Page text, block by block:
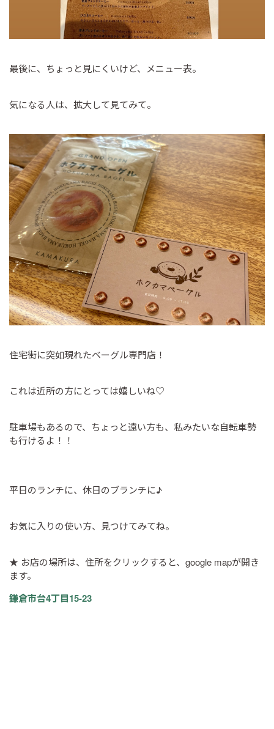
最後に、ちょっと見にくいけど、メニュー表。
気になる人は、拡大して見てみて。
住宅街に突如現れたベーグル専門店！
これは近所の方にとっては嬉しいね♡
駐車場もあるので、ちょっと遠い方も、私みたいな自転車勢
も行けるよ！！
平日のランチに、休日のブランチに♪
お気に入りの使い方、見つけてみてね。
★ お店の場所は、住所をクリックすると、google mapが開き
ます。
鎌倉市台4丁目15-23